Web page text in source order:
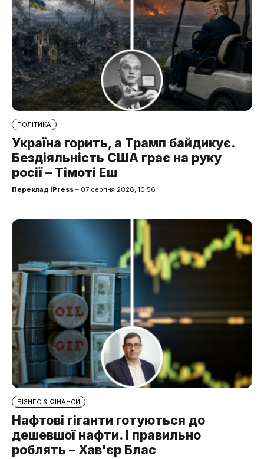
ПОЛІТИКА
Україна горить, а Трамп байдикує.
Бездіяльність США грає на руку
росії – Тімоті Еш
Переклад iPress – 07 серпня 2026, 10:56
БІЗНЕС & ФІНАНСИ
Нафтові гіганти готуються до
дешевшої нафти. І правильно
роблять – Хав'єр Блас